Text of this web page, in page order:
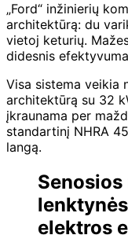
„Ford“ inžinierių
architektūrą: du
vietoj keturių.
didesnis
Visa sistema veikia
architektūrą su 32
įkraunama per
standartinį NHRA
langą.
elektros